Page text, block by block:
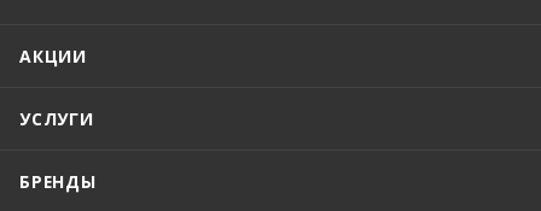
АКЦИИ
УСЛУГИ
БРЕНДЫ